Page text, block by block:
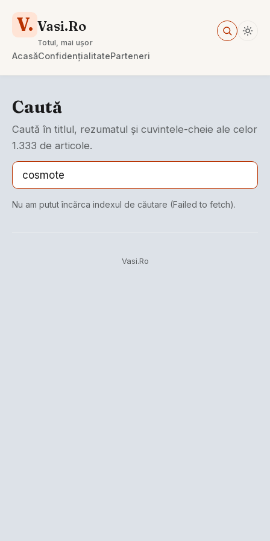
V. Vasi.Ro
Totul, mai ușor
AcasăConfidențialitateParteneri
Caută
Caută în titlul, rezumatul și cuvintele-cheie ale celor
1.333 de articole.
Nu am putut încărca indexul de căutare (Failed to fetch).
Vasi.Ro